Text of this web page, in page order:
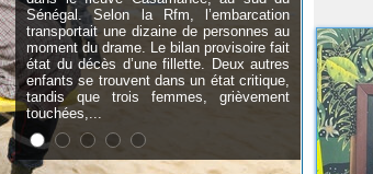
Le ministre de l’Enseignement supérieur,
de la Recherche et de l’Innovation, le Dr
Boubacar Camara, a pris part ce jeudi 6
août 2026 aux travaux de la mission
d’information consacrée à la crise
récurrente qui secoue les universités
publiques sénégalaises. Accompagné
d'une délégation de son département
ministériel, le ministre s'est prêté à un
exercice d'explication approfondi devant